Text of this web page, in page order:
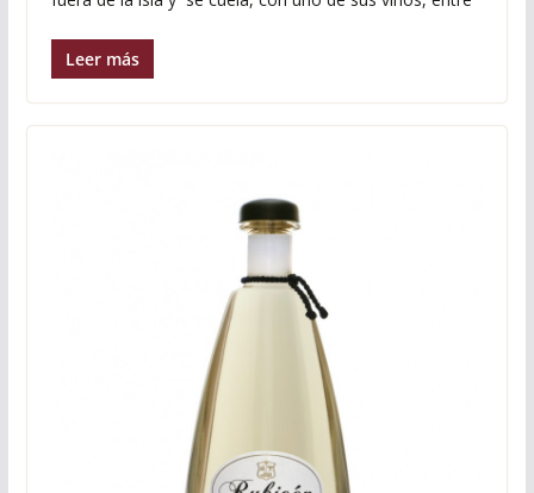
Leer más